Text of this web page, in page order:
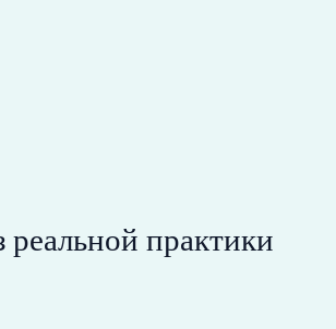
реальной практики